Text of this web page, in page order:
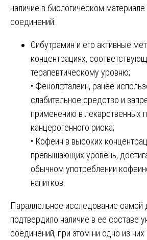
наличие в биологическом
соединений:
Сибутрамин и его активные
концентрациях,
терапевтическому уровню;
• Фенолфталеин, ранее
слабительное средство и
применению в лекарственных
канцерогенного риска;
• Кофеин в высоких
превышающих уровень,
обычном употреблении
напитков.
Параллельное исследование самой
подтвердило наличие в ее составе
соединений, при этом ни одно из